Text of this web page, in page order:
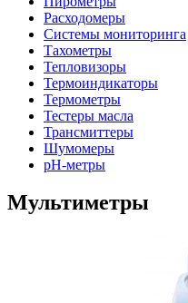
Расходомеры
Системы мониторинга
Тахометры
Тепловизоры
Термоиндикаторы
Термометры
Тестеры масла
Трансмиттеры
Шумомеры
pH-метры
Мультиметры